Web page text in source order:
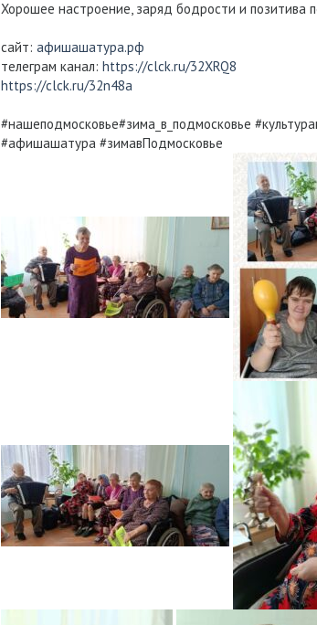
Хорошее настроение, заряд бодрости и позитива
сайт: афишашатура.рф
телеграм канал: https://clck.ru/32XRQ8
https://clck.ru/32n48a
#нашеподмосковье#зима_в_подмосковье
#афишашатура #зимавПодмосковье